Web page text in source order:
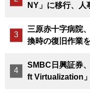
NY」に移行、人
三原赤十字病院
換時の復旧作業
SMBC日興証券
ft Virtualization